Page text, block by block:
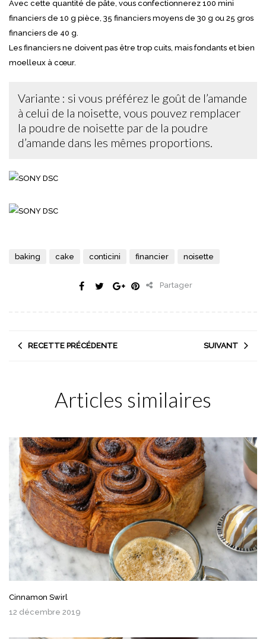
Avec cette quantité de pâte, vous confectionnerez 100 mini
financiers de 10 g pièce, 35 financiers moyens de 30 g ou 25 gros
financiers de 40 g.
Les financiers ne doivent pas être trop cuits, mais fondants et bien
moelleux à cœur.
Variante : si vous préférez le goût de l’amande
à celui de la noisette, vous pouvez remplacer
la poudre de noisette par de la poudre
d’amande dans les mêmes proportions.
baking cake conticini financier noisette
Partager
RECETTE PRÉCÉDENTE SUIVANT
Articles similaires
Cinnamon Swirl
12 décembre 2019